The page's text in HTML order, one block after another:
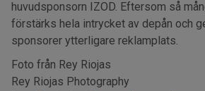
huvudsponsorn IZOD. Eftersom så
förstärks hela intrycket av depån och
sponsorer ytterligare reklamplats.
Foto från Rey Riojas
Rey Riojas Photography